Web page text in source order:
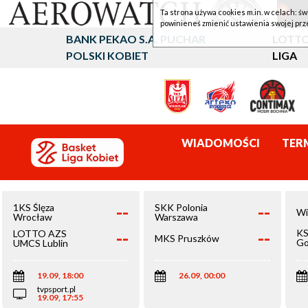
BANK PEKAO S.A. PUCHAR
POLSKI KOBIET
LIGA
WIADOMOŚCI
1KS Ślęza
Wrocław
--
LOTTO AZS
UMCS Lublin
--
19.09, 18:00
tvpsport.pl
19.09, 17:55
SKK Polonia
Warszawa
--
MKS Pruszków --
26.09, 00:00
Ta strona używa cookies m.in. w celach:
powinieneś zmienić ustawienia swojej